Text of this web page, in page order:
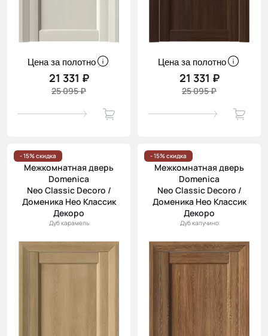
Цена за полотно
21 331 ₽
25 095 ₽
Цена за полотно
21 331 ₽
25 095 ₽
- 15% скидка
Межкомнатная дверь
Domenica
Neo Classic Decoro /
Доменика Нео Классик
Декоро
Дуб карамель
- 15% скидка
Межкомнатная дверь
Domenica
Neo Classic Decoro /
Доменика Нео Классик
Декоро
Дуб капучино